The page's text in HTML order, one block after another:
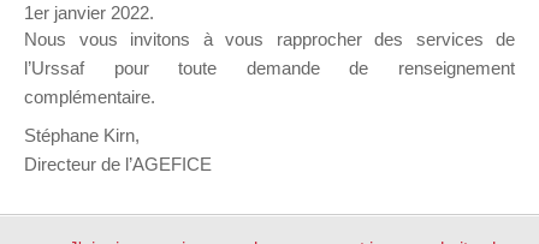
Démarré par :
dans :Mallette du Dirigeant
AGEFICE
1er janvier 2022.
Nous vous invitons à vous rapprocher des services de
l’Urssaf pour toute demande de renseignement
complémentaire.
Stéphane Kirn,
Directeur de l’AGEFICE